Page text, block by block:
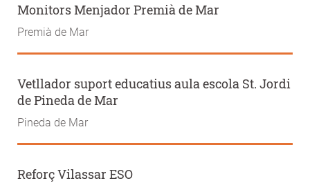
Monitors Menjador Premià de Mar
Premià de Mar
Vetllador suport educatius aula escola St. Jordi
de Pineda de Mar
Pineda de Mar
Reforç Vilassar ESO